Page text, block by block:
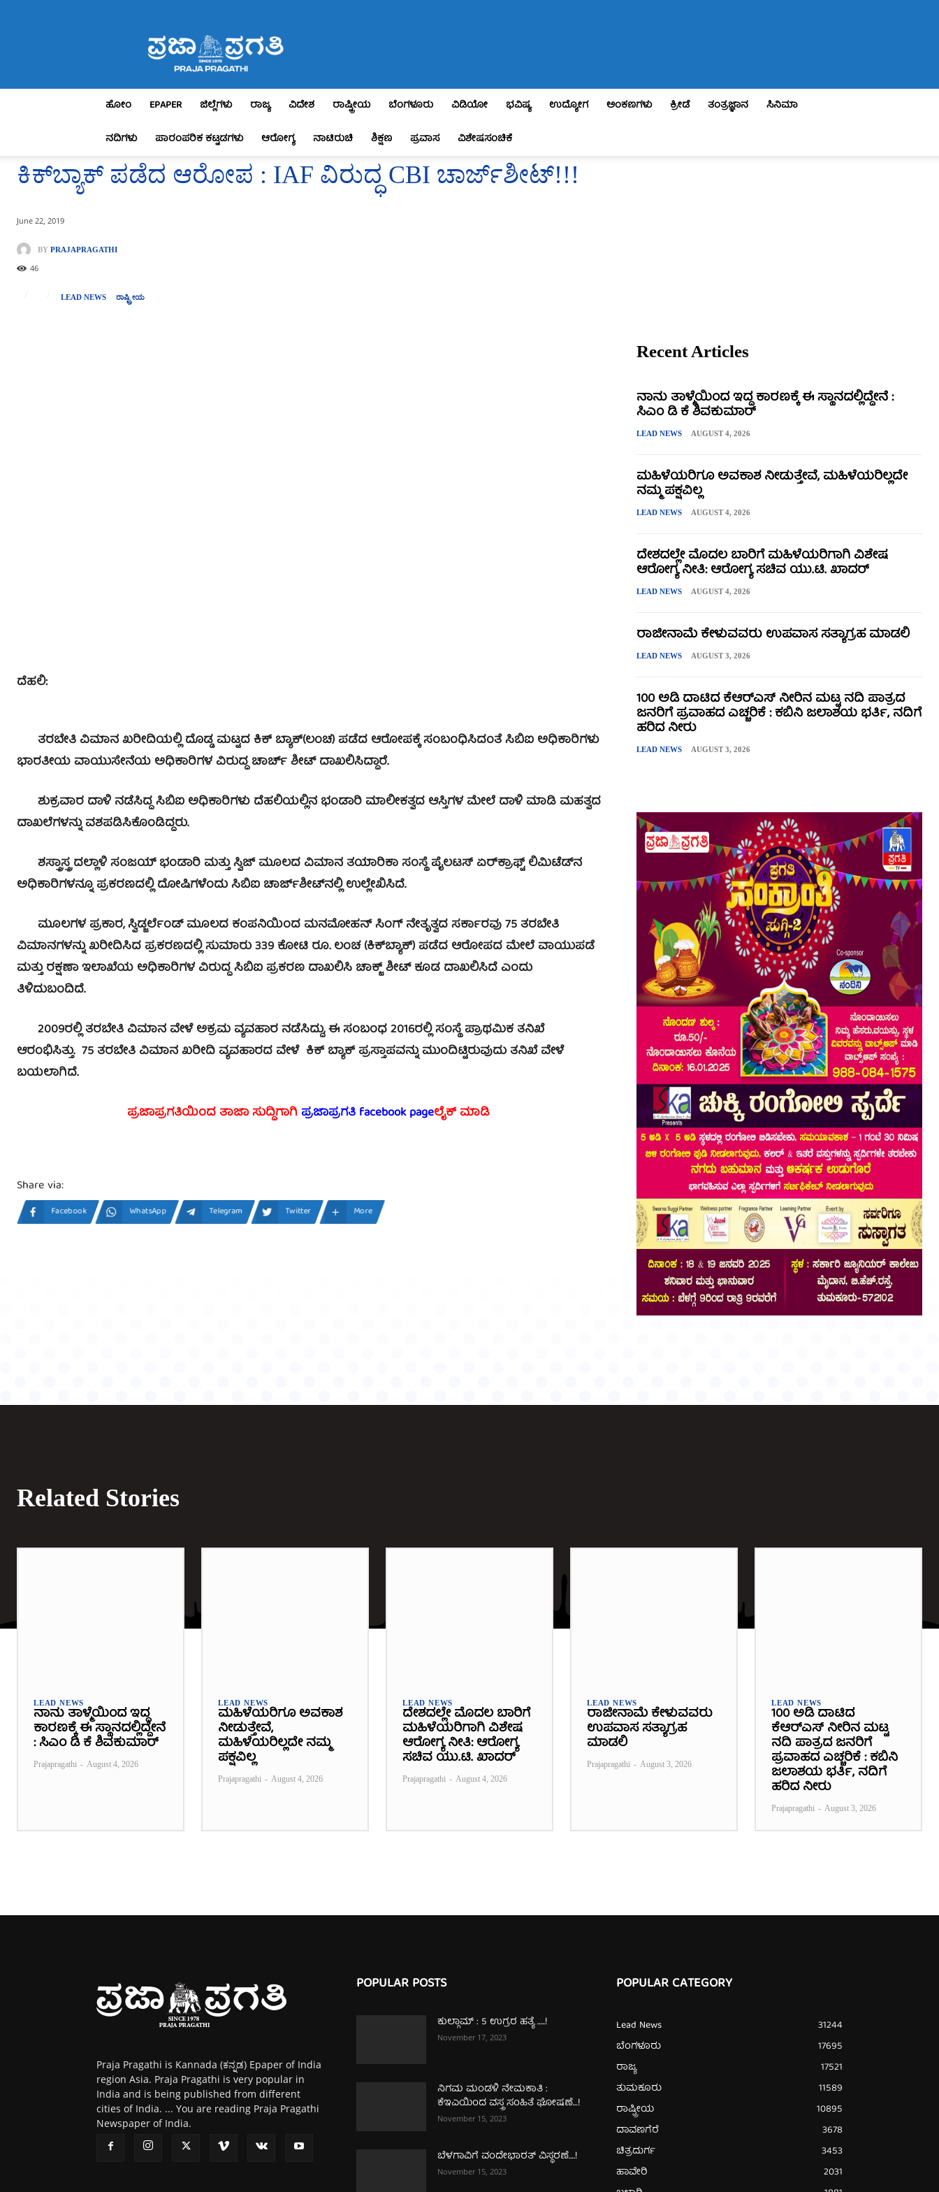
Pragathi
ಹೋಂ EPAPER ಜಿಲ್ಲೆಗಳು ರಾಜ್ಯ ವಿದೇಶ ರಾಷ್ಟ್ರೀಯ ಬೆಂಗಳೂರು ವಿಡಿಯೋ ಭವಿಷ್ಯ ಉದ್ಯೋಗ ಅಂಕಣಗಳು ಕ್ರೀಡೆ ತಂತ್ರಜ್ಞಾನ
ಸಿನಿಮಾ
ನದಿಗಳು
ಪಾರಂಪರಿಕ ಕಟ್ಟಡಗಳು ಆರೋಗ್ಯ ನಾಟಿರುಚಿ ಶಿಕ್ಷಣ ಪ್ರವಾಸ ವಿಶೇಷಸಂಚಿಕೆ
ಕಿಕ್​ಬ್ಯಾಕ್​ ಪಡೆದ ಆರೋಪ : IAF ವಿರುದ್ಧ CBI ಚಾರ್ಜ್‌ಶೀಟ್!!!
June 22, 2019
BY PRAJAPRAGATHI
46
LEAD NEWS ರಾಷ್ಟ್ರೀಯ
ದೆಹಲಿ:
ತರಬೇತಿ ವಿಮಾನ ಖರೀದಿಯಲ್ಲಿ ದೊಡ್ಡ ಮಟ್ಟದ ಕಿಕ್ ಬ್ಯಾಕ್(ಲಂಚ) ಪಡೆದ ಆರೋಪಕ್ಕೆ ಸಂಬಂಧಿಸಿದಂತೆ ಸಿಬಿಐ ಅಧಿಕಾರಿಗಳು
ಭಾರತೀಯ ವಾಯುಸೇನೆಯ ಅಧಿಕಾರಿಗಳ ವಿರುದ್ಧ ಚಾರ್ಚ್ ಶೀಟ್ ದಾಖಲಿಸಿದ್ದಾರೆ.
ಶುಕ್ರವಾರ ದಾಳಿ ನಡೆಸಿದ್ದ ಸಿಬಿಐ ಅಧಿಕಾರಿಗಳು ದೆಹಲಿಯಲ್ಲಿನ ಭಂಡಾರಿ ಮಾಲೀಕತ್ವದ ಆಸ್ತಿಗಳ ಮೇಲೆ ದಾಳಿ ಮಾಡಿ ಮಹತ್ವದ
ದಾಖಲೆಗಳನ್ನು ವಶಪಡಿಸಿಕೊಂಡಿದ್ದರು.
ಶಸ್ತ್ರಾಸ್ತ್ರ ದಲ್ಲಾಳಿ ಸಂಜಯ್ ಭಂಡಾರಿ ಮತ್ತು ಸ್ವಿಜ್ ಮೂಲದ ವಿಮಾನ ತಯಾರಿಕಾ ಸಂಸ್ಥೆ ಪೈಲಟಸ್ ಏರ್‌ಕ್ರಾಫ್ಟ್‌ ಲಿಮಿಟೆಡ್‌ನ
ಅಧಿಕಾರಿಗಳನ್ನೂ ಪ್ರಕರಣದಲ್ಲಿ ದೋಷಿಗಳೆಂದು ಸಿಬಿಐ ಚಾರ್ಜ್‌ಶೀಟ್‌ನಲ್ಲಿ ಉಲ್ಲೇಖಿಸಿದೆ.
ಮೂಲಗಳ ಪ್ರಕಾರ, ಸ್ವಿಡ್ಜರ್ಲೆಂಡ್ ಮೂಲದ ಕಂಪನಿಯಿಂದ ಮನಮೋಹನ್ ಸಿಂಗ್ ನೇತೃತ್ವದ ಸರ್ಕಾರವು 75 ತರಬೇತಿ
ವಿಮಾನಗಳನ್ನು ಖರೀದಿಸಿದ ಪ್ರಕರಣದಲ್ಲಿ ಸುಮಾರು 339 ಕೋಟಿ ರೂ. ಲಂಚ (ಕಿಕ್‌ಬ್ಯಾಕ್) ಪಡೆದ ಆರೋಪದ ಮೇಲೆ ವಾಯುಪಡೆ
ಮತ್ತು ರಕ್ಷಣಾ ಇಲಾಖೆಯ ಅಧಿಕಾರಿಗಳ ವಿರುದ್ಧ ಸಿಬಿಐ ಪ್ರಕರಣ ದಾಖಲಿಸಿ ಚಾಕ್ಜ್ ಶೀಟ್ ಕೂಡ ದಾಖಲಿಸಿದೆ ಎಂದು
ತಿಳಿದುಬಂದಿದೆ.
2009ರಲ್ಲಿ ತರಬೇತಿ ವಿಮಾನ ವೇಳೆ ಅಕ್ರಮ ವ್ಯವಹಾರ ನಡೆಸಿದ್ದು, ಈ ಸಂಬಂಧ 2016ರಲ್ಲಿ ಸಂಸ್ಥೆ ಪ್ರಾಥಮಿಕ ತನಿಖೆ
ಆರಂಭಿಸಿತ್ತು. 75 ತರಬೇತಿ ವಿಮಾನ ಖರೀದಿ ವ್ಯವಹಾರದ ವೇಳೆ ​ಕಿಕ್​ ಬ್ಯಾಕ್​ ಪ್ರಸ್ತಾಪವನ್ನು ಮುಂದಿಟ್ಟಿರುವುದು ತನಿಖೆ ವೇಳೆ
ಬಯಲಾಗಿದೆ.
ಪ್ರಜಾಪ್ರಗತಿಯಿಂದ ತಾಜಾ ಸುದ್ದಿಗಾಗಿ ಪ್ರಜಾಪ್ರಗತಿ facebook pageಲೈಕ್ ಮಾಡಿ
Share via:
Facebook WhatsApp Telegram Twitter More
Recent Articles
ನಾನು ತಾಳ್ಮೆಯಿಂದ ಇದ್ದ ಕಾರಣಕ್ಕೆ ಈ ಸ್ಥಾನದಲ್ಲಿದ್ದೇನೆ :
ಸಿಎಂ ಡಿ ಕೆ ಶಿವಕುಮಾರ್
LEAD NEWS AUGUST 4, 2026
ಮಹಿಳೆಯರಿಗೂ ಅವಕಾಶ ನೀಡುತ್ತೇವೆ, ಮಹಿಳೆಯರಿಲ್ಲದೇ
ನಮ್ಮ ಪಕ್ಷವಿಲ್ಲ
LEAD NEWS AUGUST 4, 2026
ದೇಶದಲ್ಲೇ ಮೊದಲ ಬಾರಿಗೆ ಮಹಿಳೆಯರಿಗಾಗಿ ವಿಶೇಷ
ಆರೋಗ್ಯ ನೀತಿ: ಆರೋಗ್ಯ ಸಚಿವ ಯು.ಟಿ. ಖಾದರ್
LEAD NEWS AUGUST 4, 2026
ರಾಜೀನಾಮೆ ಕೇಳುವವರು ಉಪವಾಸ ಸತ್ಯಾಗ್ರಹ ಮಾಡಲಿ
LEAD NEWS AUGUST 3, 2026
100 ಅಡಿ ದಾಟಿದ ಕೆಆರ್‌ಎಸ್ ನೀರಿನ ಮಟ್ಟ ನದಿ ಪಾತ್ರದ
ಜನರಿಗೆ ಪ್ರವಾಹದ ಎಚ್ಚರಿಕೆ : ಕಬಿನಿ ಜಲಾಶಯ ಭರ್ತಿ, ನದಿಗೆ
ಹರಿದ ನೀರು
LEAD NEWS AUGUST 3, 2026
Related Stories
LEAD NEWS
ನಾನು ತಾಳ್ಮೆಯಿಂದ ಇದ್ದ
ಕಾರಣಕ್ಕೆ ಈ ಸ್ಥಾನದಲ್ಲಿದ್ದೇನೆ
: ಸಿಎಂ ಡಿ ಕೆ ಶಿವಕುಮಾರ್
Prajapragathi - August 4, 2026
LEAD NEWS
ಮಹಿಳೆಯರಿಗೂ ಅವಕಾಶ
ನೀಡುತ್ತೇವೆ,
ಮಹಿಳೆಯರಿಲ್ಲದೇ ನಮ್ಮ
ಪಕ್ಷವಿಲ್ಲ
Prajapragathi - August 4, 2026
LEAD NEWS
ದೇಶದಲ್ಲೇ ಮೊದಲ ಬಾರಿಗೆ
ಮಹಿಳೆಯರಿಗಾಗಿ ವಿಶೇಷ
ಆರೋಗ್ಯ ನೀತಿ: ಆರೋಗ್ಯ
ಸಚಿವ ಯು.ಟಿ. ಖಾದರ್
Prajapragathi - August 4, 2026
LEAD NEWS
ರಾಜೀನಾಮೆ ಕೇಳುವವರು
ಉಪವಾಸ ಸತ್ಯಾಗ್ರಹ
ಮಾಡಲಿ
Prajapragathi - August 3, 2026
LEAD NEWS
100 ಅಡಿ ದಾಟಿದ
ಕೆಆರ್‌ಎಸ್ ನೀರಿನ ಮಟ್ಟ
ನದಿ ಪಾತ್ರದ ಜನರಿಗೆ
ಪ್ರವಾಹದ ಎಚ್ಚರಿಕೆ : ಕಬಿನಿ
ಜಲಾಶಯ ಭರ್ತಿ, ನದಿಗೆ
ಹರಿದ ನೀರು
Prajapragathi - August 3, 2026
Praja Pragathi is Kannada (ಕನ್ನಡ) Epaper of India
region Asia. Praja Pragathi is very popular in
India and is being published from different
cities of India. ... You are reading Praja Pragathi
Newspaper of India.
POPULAR POSTS
ಕುಲ್ಗಾಮ್‌ : 5 ಉಗ್ರರ ಹತ್ಯೆ …..!
November 17, 2023
ನಿಗಮ ಮಂಡಳಿ ನೇಮಕಾತಿ :
ಕೆಇಎಯಿಂದ ವಸ್ತ್ರ ಸಂಹಿತೆ ಘೋಷಣೆ…!
November 15, 2023
ಬೆಳಗಾವಿಗೆ ವಂದೇಭಾರತ್‌ ವಿಸ್ಥರಣೆ….!
November 15, 2023
POPULAR CATEGORY
Lead News
31244
ಬೆಂಗಳೂರು
17695
ರಾಜ್ಯ
17521
ತುಮಕೂರು
11589
ರಾಷ್ಟ್ರೀಯ
10895
ದಾವಣಗೆರೆ
3678
ಚಿತ್ರದುರ್ಗ
3453
ಹಾವೇರಿ
2031